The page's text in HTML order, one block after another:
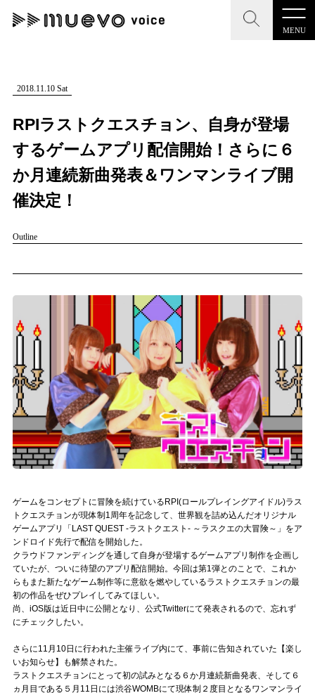
MENU
CLOSE
記事を検索する
人気ワード
#ヒップホップ #男性シンガーグループ #R&B/ソウル
CLOSE
"読者の声を形にする”音楽特化メディア
MENU
プレスリリース一覧
会社概要
記事リクエスト
ログイン
LINK
muevoクラウドファンディング
muevoコミュニティ
ぶいクラ！by muevo
ぶいコミュ！by muevo
ぶいマガ！ by muevo
Follow us
2018.11.10 Sat
RPIラストクエスチョン、自身が登場
するゲームアプリ配信開始！さらに６
か月連続新曲発表＆ワンマンライブ開
催決定！
Outline
ゲームをコンセプトに冒険を続けているRPI(ロールプレイングアイドル)ラス
トクエスチョンが現体制1周年を記念して、世界観を詰め込んだオリジナル
ゲームアプリ「LAST QUEST -ラストクエスト- ～ラスクエの大冒険～」をア
ンドロイド先行で配信を開始した。
クラウドファンディングを通して自身が登場するゲームアプリ制作を企画し
ていたが、ついに待望のアプリ配信開始。今回は第1弾とのことで、これか
らもまた新たなゲーム制作等に意欲を燃やしているラストクエスチョンの最
初の作品をぜひプレイしてみてほしい。
尚、iOS版は近日中に公開となり、公式Twitterにて発表されるので、忘れず
にチェックしたい。
さらに11月10日に行われた主催ライブ内にて、事前に告知されていた【楽し
いお知らせ】も解禁された。
ラストクエスチョンにとって初の試みとなる６か月連続新曲発表、そして６
ヵ月目である５月11日には渋谷WOMBにて現体制２度目となるワンマンライ